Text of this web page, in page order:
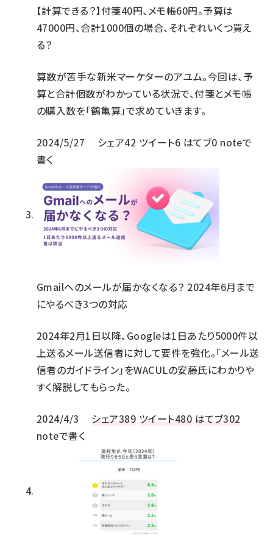
【計算できる？】付箋40円、メモ帳60円。予算は
47000円、合計1000個の場合、それぞれいくつ買え
る？
算数が苦手な新米マーケターのアユム。今回は、予
算と合計個数がわかっている状況で、付箋とメモ帳
の購入数を「鶴亀算」で求めていきます。
2024/5/27 シェア42 ツイート6 はてブ0 noteで
書く
Gmailへのメールが届かなくなる？ 2024年6月まで
にやるべき3つの対応
2024年2月1日以降、Googleは1日あたり5000件以
上送るメール送信者に対して要件を強化。「メール送
信者のガイドライン」をWACULの安藤氏にわかりや
すく解説してもらった。
2024/4/3 シェア389 ツイート480 はてブ302
noteで書く